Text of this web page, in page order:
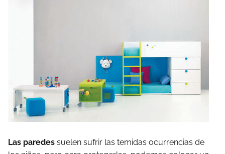
Las paredes suelen sufrir las temidas ocurrencias de